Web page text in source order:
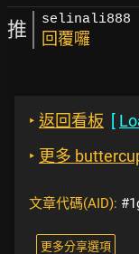
推 selinali888
回覆囉
‣ 返回看板 [
‣ 更多
文章代碼(AID):
更多分享選項